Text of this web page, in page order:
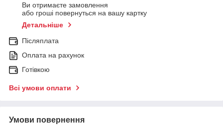
Ви отримаєте замовлення
або гроші повернуться на вашу картку
Детальніше
Післяплата
Оплата на рахунок
Готівкою
Всі умови оплати
Умови повернення